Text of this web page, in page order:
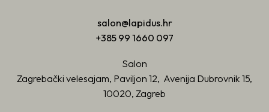
salon@lapidus.hr
+385 99 1660 097
Salon
Zagrebački velesajam, Paviljon 12, Avenija Dubrovnik 15,
10020, Zagreb